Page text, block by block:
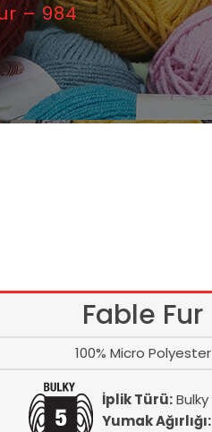
– 984
Fable Fur
100% Micro Polyester
İplik Türü:Bulky
Yumak Ağırlığı: